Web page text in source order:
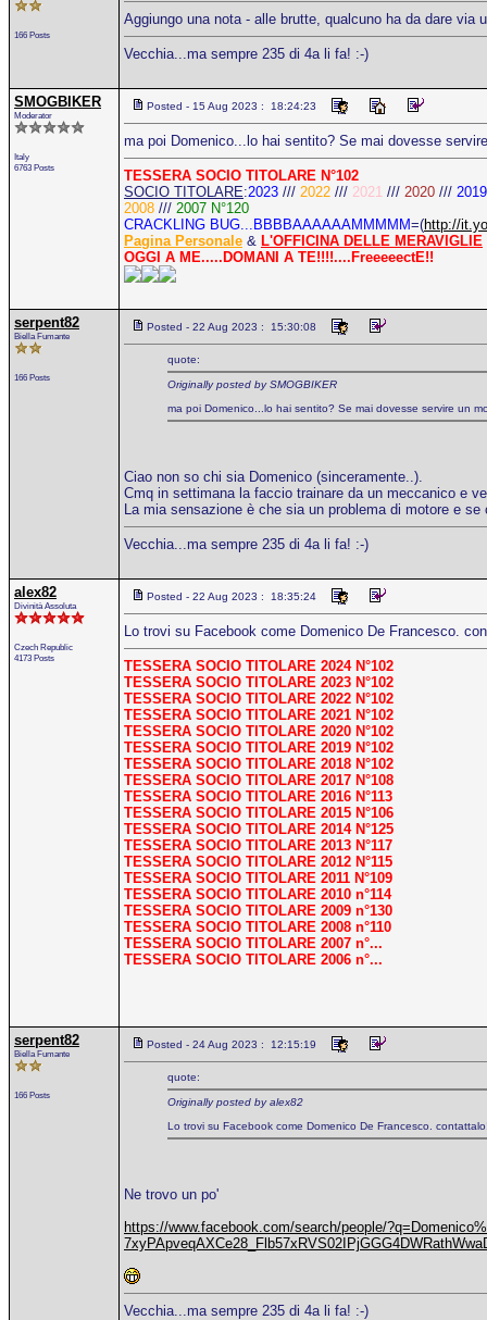
166 Posts
Aggiungo una nota - alle brutte, qualcuno ha da dare via
Vecchia...ma sempre 235 di 4a li fa! :-)
SMOGBIKER
Moderator
Italy
6763 Posts
Posted - 15 Aug 2023 : 18:24:23
ma poi Domenico...lo hai sentito? Se mai dovesse
TESSERA SOCIO TITOLARE N°102
SOCIO TITOLARE:2023 /// 2022 /// 2021 /// 2020 /// 2019
2008 /// 2007 N°120
CRACKLING BUG...BBBBAAAAAAMMMMM=(http://
Pagina Personale & L'OFFICINA DELLE MERAVIGLIE
OGGI A ME.....DOMANI A TE!!!!....FreeeeectE!!
serpent82
Biella Fumante
166 Posts
Posted - 22 Aug 2023 : 15:30:08
quote:
Originally posted by SMOGBIKER
ma poi Domenico...lo hai sentito? Se mai dovesse servire un
Ciao non so chi sia Domenico (sinceramente..).
Cmq in settimana la faccio trainare da un meccanico e
La mia sensazione è che sia un problema di motore e
Vecchia...ma sempre 235 di 4a li fa! :-)
alex82
Divinità Assoluta
Czech Republic
4173 Posts
Posted - 22 Aug 2023 : 18:35:24
Lo trovi su Facebook come Domenico De Francesco.
TESSERA SOCIO TITOLARE 2024 N°102
TESSERA SOCIO TITOLARE 2023 N°102
TESSERA SOCIO TITOLARE 2022 N°102
TESSERA SOCIO TITOLARE 2021 N°102
TESSERA SOCIO TITOLARE 2020 N°102
TESSERA SOCIO TITOLARE 2019 N°102
TESSERA SOCIO TITOLARE 2018 N°102
TESSERA SOCIO TITOLARE 2017 N°108
TESSERA SOCIO TITOLARE 2016 N°113
TESSERA SOCIO TITOLARE 2015 N°106
TESSERA SOCIO TITOLARE 2014 N°125
TESSERA SOCIO TITOLARE 2013 N°117
TESSERA SOCIO TITOLARE 2012 N°115
TESSERA SOCIO TITOLARE 2011 N°109
TESSERA SOCIO TITOLARE 2010 n°114
TESSERA SOCIO TITOLARE 2009 n°130
TESSERA SOCIO TITOLARE 2008 n°110
TESSERA SOCIO TITOLARE 2007 n°...
TESSERA SOCIO TITOLARE 2006 n°...
serpent82
Biella Fumante
166 Posts
Posted - 24 Aug 2023 : 12:15:19
quote:
Originally posted by alex82
Lo trovi su Facebook come Domenico De Francesco.
Ne trovo un po'
https://www.facebook.com/search/people/
Vecchia...ma sempre 235 di 4a li fa! :-)